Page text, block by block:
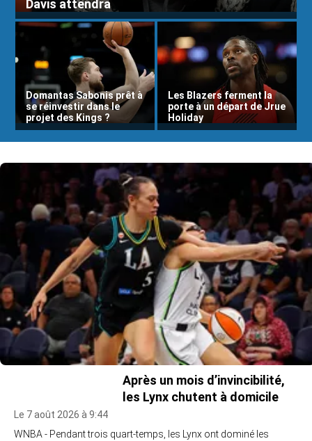
Davis attendra
Domantas Sabonis prêt à
se réinvestir dans le
projet des Kings ?
Les Blazers ferment la
porte à un départ de Jrue
Holiday
Après un mois d’invincibilité,
les Lynx chutent à domicile
Le 7 août 2026 à 9:44
WNBA - Pendant trois quart-temps, les Lynx ont dominé les